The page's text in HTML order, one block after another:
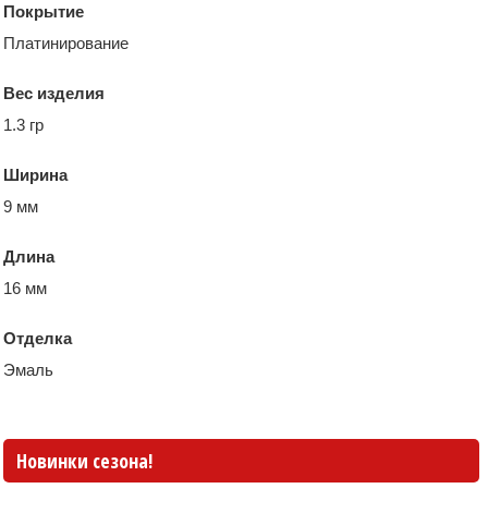
Покрытие
Платинирование
Вес изделия
1.3 гр
Ширина
9 мм
Длина
16 мм
Отделка
Эмаль
Новинки сезона!